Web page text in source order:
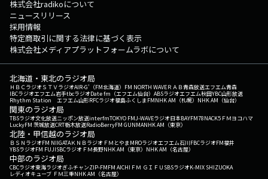
株式会社radikoについて
ニュースリリース
採用情報
特定商取引に関する法律に基づく表示
株式会社メディアプラットフォームラボについて
北海道・東北のラジオ局
ＨＢＣラジオＳＴＶラジオAIR-G'（FM北海道） FM NORTH WAVEＲＡＢ青森放送エフエム青森
IBCラジオエフエム岩手tbcラジオDate fm（エフエム仙台） ABSラジオエフエム秋田YBC山形放送
Rhythm Station エフエム山形RFCラジオ福島ふくしまFMNHK AM（札幌） NHK AM（仙台）
関東のラジオ局
TBSラジオ文化放送ニッポン放送interfmTOKYO FMJ-WAVEラジオ日本BAYFM78NACK5 ＦＭヨコハマ
LuckyFM 茨城放送CRT栃木放送RadioBerryFM GUNMANHK AM（東京）
北陸・甲信越のラジオ局
ＢＳＮラジオFM NIIGATAＫＮＢラジオ ＦＭとやまMROラジオエフエム石川FBCラジオFM福井
YBSラジオFM FUJISBCラジオ ＦＭ長野NHK AM（東京） NHK AM（名古屋）
中部のラジオ局
CBCラジオ東海ラジオぎふチャンZIP-FMFM AICHI ＦＭ ＧＩＦＵ SBSラジオK-MIX SHIZUOKA
レディオキューブ ＦＭ三重NHK AM（名古屋）